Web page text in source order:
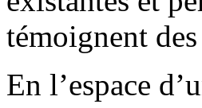
témoignent
En l’espace